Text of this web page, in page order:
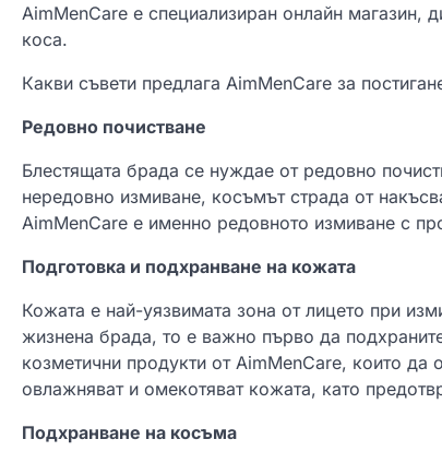
AimMenCare е специализиран онлайн магазин,
коса.
Какви съвети предлага AimMenCare за
Редовно почистване
Блестящата брада се нуждае от редовно
нередовно измиване, косъмът страда от
AimMenCare е именно редовното измиване с
Подготовка и подхранване на кожата
Кожата е най-уязвимата зона от лицето при
жизнена брада, то е важно първо да
козметични продукти от AimMenCare, които
овлажняват и омекотяват кожата, като
Подхранване на косъма